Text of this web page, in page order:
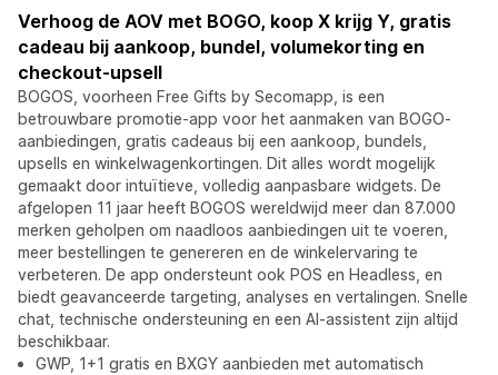
Verhoog de AOV met BOGO, koop X krijg Y, gratis
cadeau bij aankoop, bundel, volumekorting en
checkout-upsell
BOGOS, voorheen Free Gifts by Secomapp, is een
betrouwbare promotie-app voor het aanmaken van BOGO-
aanbiedingen, gratis cadeaus bij een aankoop, bundels,
upsells en winkelwagenkortingen. Dit alles wordt mogelijk
gemaakt door intuïtieve, volledig aanpasbare widgets. De
afgelopen 11 jaar heeft BOGOS wereldwijd meer dan 87.000
merken geholpen om naadloos aanbiedingen uit te voeren,
meer bestellingen te genereren en de winkelervaring te
verbeteren. De app ondersteunt ook POS en Headless, en
biedt geavanceerde targeting, analyses en vertalingen. Snelle
chat, technische ondersteuning en een AI-assistent zijn altijd
beschikbaar.
GWP, 1+1 gratis en BXGY aanbieden met automatisch